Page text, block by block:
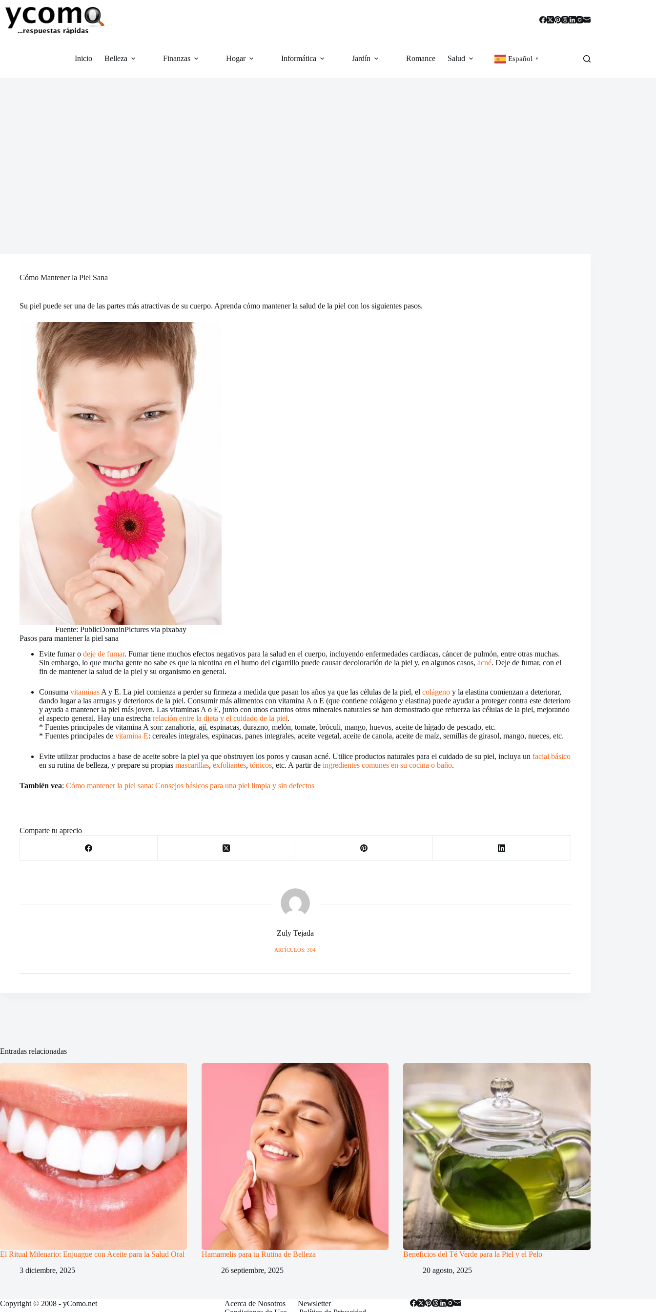
contenido
Inicio Belleza Finanzas Hogar Informática Jardín Romance Salud Español ▼
Cómo Mantener la Piel Sana
Su piel puede ser una de las partes más atractivas de su cuerpo. Aprenda cómo mantener la salud de la piel con los siguientes pasos.
Fuente: PublicDomainPictures via pixabay
Pasos para mantener la piel sana
Evite fumar o deje de fumar. Fumar tiene muchos efectos negativos para la salud en el cuerpo, incluyendo enfermedades cardíacas, cáncer de pulmón, entre otras muchas.
Sin embargo, lo que mucha gente no sabe es que la nicotina en el humo del cigarrillo puede causar decoloración de la piel y, en algunos casos, acné. Deje de fumar, con el
fin de mantener la salud de la piel y su organismo en general.
Consuma vitaminas A y E. La piel comienza a perder su firmeza a medida que pasan los años ya que las células de la piel, el colágeno y la elastina comienzan a deteriorar,
dando lugar a las arrugas y deterioros de la piel. Consumir más alimentos con vitamina A o E (que contiene colágeno y elastina) puede ayudar a proteger contra este deterioro
y ayuda a mantener la piel más joven. Las vitaminas A o E, junto con unos cuantos otros minerales naturales se han demostrado que refuerza las células de la piel, mejorando
el aspecto general. Hay una estrecha relación entre la dieta y el cuidado de la piel.
* Fuentes principales de vitamina A son: zanahoria, ají, espinacas, durazno, melón, tomate, bróculi, mango, huevos, aceite de hígado de pescado, etc.
* Fuentes principales de vitamina E: cereales integrales, espinacas, panes integrales, aceite vegetal, aceite de canola, aceite de maíz, semillas de girasol, mango, nueces, etc.
Evite utilizar productos a base de aceite sobre la piel ya que obstruyen los poros y causan acné. Utilice productos naturales para el cuidado de su piel, incluya un facial básico
en su rutina de belleza, y prepare su propias mascarillas, exfoliantes, tónicos, etc. A partir de ingredientes comunes en su cocina o baño.
También vea: Cómo mantener la piel sana: Consejos básicos para una piel limpia y sin defectos
Comparte tu aprecio
Zuly Tejada
ARTÍCULOS: 304
Entradas relacionadas
El Ritual Milenario: Enjuague con Aceite para la Salud Oral
3 diciembre, 2025
Hamamelis para tu Rutina de Belleza
26 septiembre, 2025
Beneficios del Té Verde para la Piel y el Pelo
20 agosto, 2025
Copyright © 2008 - yComo.net Acerca de Nosotros
Newsletter